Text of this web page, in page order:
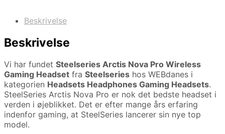
Beskrivelse
Beskrivelse
Vi har fundet Steelseries Arctis Nova Pro Wireless
Gaming Headset fra Steelseries hos WEBdanes i
kategorien Headsets Headphones Gaming Headsets.
SteelSeries Arctis Nova Pro er nok det bedste headset i
verden i øjeblikket. Det er efter mange års erfaring
indenfor gaming, at SteelSeries lancerer sin nye top
model.